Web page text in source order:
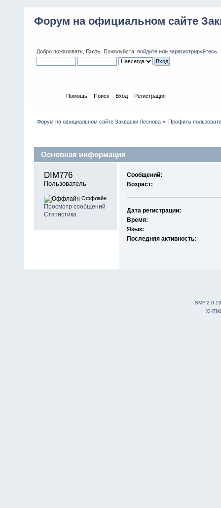
Форум на официальном сайте
Добро пожаловать, Гость . Пожалуйста, войдите или зарегистрируйтесь
Помощь Поиск Вход Регистрация
Форум на официальном сайте Закваски Леснова » Профиль
Основная информация
DIM776
Пользователь
Оффлайн
Просмотр сообщений
Статистика
Сообщений:
Возраст:
Дата регистрации:
Время:
Язык:
Последняя активность:
SMF 2.0.19